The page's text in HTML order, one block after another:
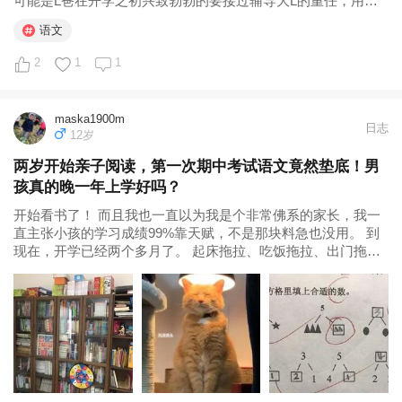
补差，而不是补拼音，是因为在接下来的语文学习，其实发现
语文学习任务非常重，光...
语文
2 1 1
maska1900m
12岁
日志
两岁开始亲子阅读，第一次期中考试语文竟然垫底！男
孩真的晚一年上学好吗？
开始看书了！ 而且我也一直以为我是个非常佛系的家长，我一
直主张小孩的学习成绩99%靠天赋，不是那块料急也没用。 到
现在，开学已经两个多月了。 起床拖拉、吃饭拖拉、出门拖拉
他。 在学校接了水，但却扭头就忘记把水杯放哪，半天没喝水
的是他。 放学...